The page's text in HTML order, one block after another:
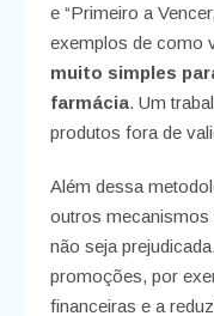
e “Primeiro a
exemplos de como
muito simples
farmácia. Um
produtos fora de
Além dessa
outros mecanismos
não seja
promoções, por
financeiras e a